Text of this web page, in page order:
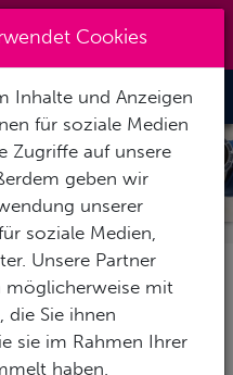
Toggle
3
im
bietet einen modernen
Cookies
Inhalte und Anzeigen
für soziale Medien
Zugriffe auf unsere
geben wir
unserer
soziale Medien,
Unsere Partner
möglicherweise mit
Sie ihnen
sie im Rahmen Ihrer
haben.